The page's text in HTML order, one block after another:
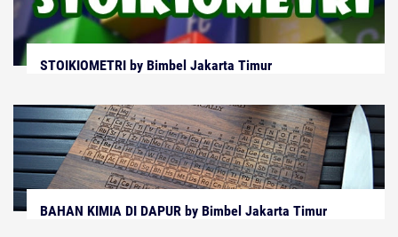
STOIKIOMETRI by Bimbel Jakarta Timur
BAHAN KIMIA DI DAPUR by Bimbel Jakarta Timur